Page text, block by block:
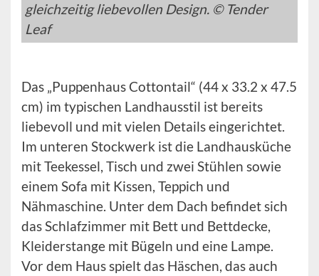
gleichzeitig liebevollen Design. © Tender
Leaf
Das „Puppenhaus Cottontail“ (44 x 33.2 x 47.5
cm) im typischen Landhausstil ist bereits
liebevoll und mit vielen Details eingerichtet.
Im unteren Stockwerk ist die Landhausküche
mit Teekessel, Tisch und zwei Stühlen sowie
einem Sofa mit Kissen, Teppich und
Nähmaschine. Unter dem Dach befindet sich
das Schlafzimmer mit Bett und Bettdecke,
Kleiderstange mit Bügeln und eine Lampe.
Vor dem Haus spielt das Häschen, das auch